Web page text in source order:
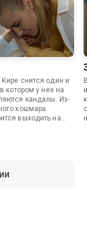
Кире снится один и
котором у нее на
кандалы. Из-
кошмара
выходить на